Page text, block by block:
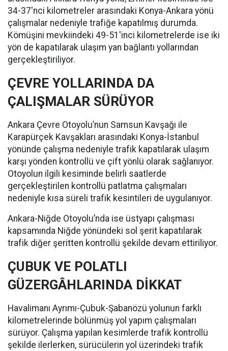
34-37'nci kilometreler arasındaki Konya-Ankara yönü
çalışmalar nedeniyle trafiğe kapatılmış durumda.
Kömüşini mevkiindeki 49-51'inci kilometrelerde ise iki
yön de kapatılarak ulaşım yan bağlantı yollarından
gerçekleştiriliyor.
ÇEVRE YOLLARINDA DA
ÇALIŞMALAR SÜRÜYOR
Ankara Çevre Otoyolu’nun Samsun Kavşağı ile
Karapürçek Kavşakları arasındaki Konya-İstanbul
yönünde çalışma nedeniyle trafik kapatılarak ulaşım
karşı yönden kontrollü ve çift yönlü olarak sağlanıyor.
Otoyolun ilgili kesiminde belirli saatlerde
gerçekleştirilen kontrollü patlatma çalışmaları
nedeniyle kısa süreli trafik kesintileri de uygulanıyor.
Ankara-Niğde Otoyolu’nda ise üstyapı çalışması
kapsamında Niğde yönündeki sol şerit kapatılarak
trafik diğer şeritten kontrollü şekilde devam ettiriliyor.
ÇUBUK VE POLATLI
GÜZERGÂHLARINDA DİKKAT
Havalimanı Ayrımı-Çubuk-Şabanözü yolunun farklı
kilometrelerinde bölünmüş yol yapım çalışmaları
sürüyor. Çalışma yapılan kesimlerde trafik kontrollü
şekilde ilerlerken, sürücülerin yol üzerindeki trafik